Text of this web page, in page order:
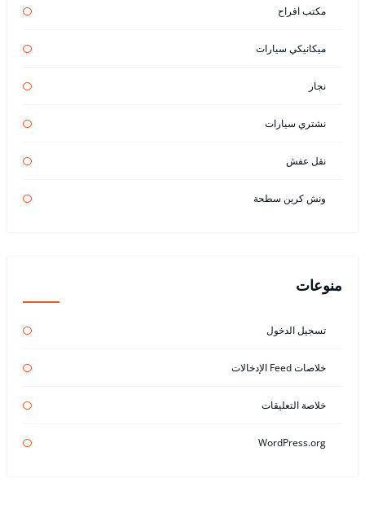
مكتب افراح
ميكانيكي سيارات
نجار
نشتري سيارات
نقل عفش
ونش كرين سطحة
منوعات
تسجيل الدخول
خلاصات Feed الإدخالات
خلاصة التعليقات
WordPress.org